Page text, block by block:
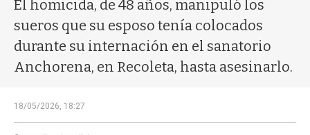
El homicida, de 48 años, manipuló los
sueros que su esposo tenía colocados
durante su internación en el sanatorio
Anchorena, en Recoleta, hasta asesinarlo.
18/05/2026, 18:27